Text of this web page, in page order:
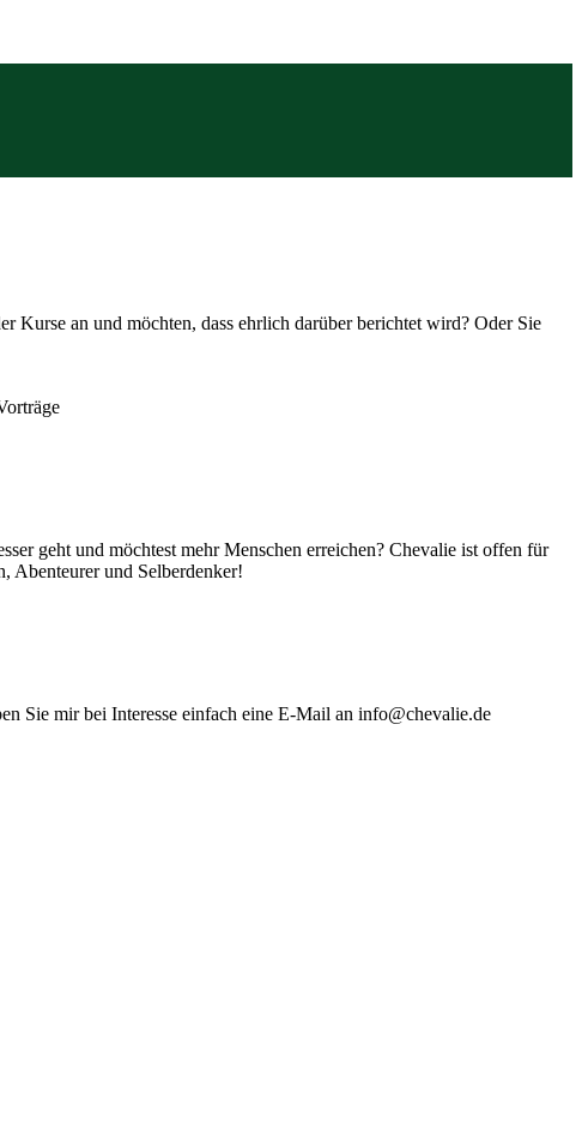
Kurse an und möchten, dass ehrlich darüber berichtet wird? Oder Sie
geht und möchtest mehr Menschen erreichen? Chevalie ist offen für
Abenteurer und Selberdenker!
Sie mir bei Interesse einfach eine E-Mail an info@chevalie.de